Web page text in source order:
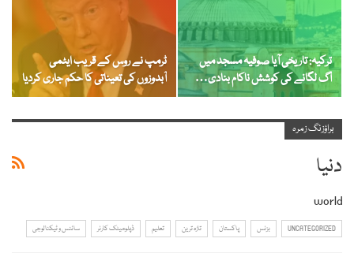
ترکیہ: تاریخی آیا صوفیہ مسجد میں
آگ لگانے کی کوشش ناکام بنادی…
ٹرمپ نے روس کے قریب ایٹمی
آبدوزوں کی تعیناتی کا حکم جاری کردیا
براؤزنگ زمرہ
دنیا
world
UNCATEGORIZED بزنس پاکستان تازہ ترین تعلیم ڈپلومیٹک کارنر سائنس و ٹیکنالوجی